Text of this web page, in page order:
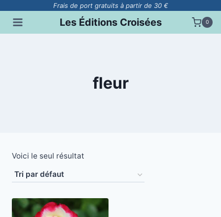
contenu
Frais de port gratuits à partir de 30 €
Les Éditions Croisées 0
fleur
Voici le seul résultat